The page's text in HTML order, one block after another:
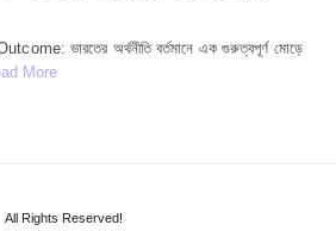
ভারতের অর্থনীতি বর্তমানে এক গুরুত্বপূর্ণ মোড়ে
More
All Rights Reserved!